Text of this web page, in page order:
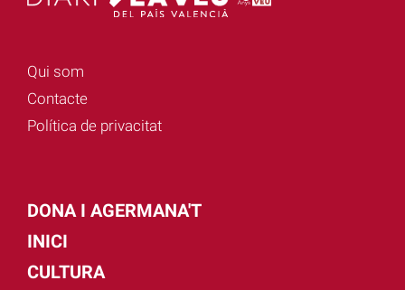
Qui som
Contacte
Política de privacitat
DONA I AGERMANA'T
INICI
CULTURA